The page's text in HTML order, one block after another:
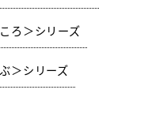
ろ＞シリーズ
＞シリーズ